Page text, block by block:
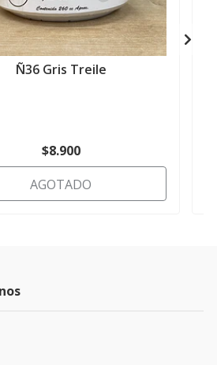
Ñ36 Gris Treile
$8.900
AGOTADO